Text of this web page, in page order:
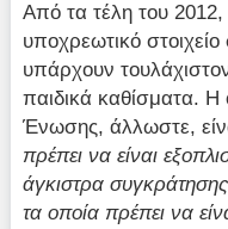
Από τα τέλη του
υποχρεωτικό
υπάρχουν
παιδικά καθίσματα.
Ένωσης, άλλωστε,
πρέπει να είναι
άγκιστρα
τα οποία πρέπει να